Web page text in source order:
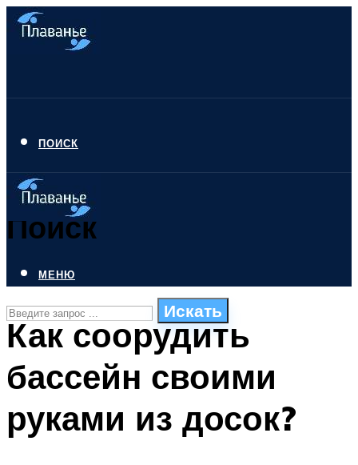
ПОИСК
Поиск
Искать
СТИЛИ ПЛАВАНЬЯ
ПЛАВАНЬЕ ДЛЯ ДЕТЕЙ
БАССЕЙН ДЛЯ ДОМА
МЕНЮ
Как соорудить
бассейн своими
руками из досок?